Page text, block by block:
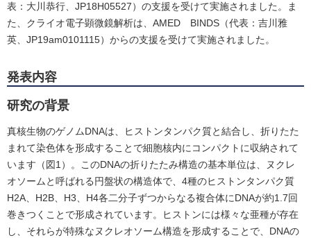
表：大川恭行、JP18H05527）の支援を受けて実施されました。ま
た、クライオ電子顕微鏡解析は、AMED BINDS（代表：吉川雅
英、JP19am0101115）からの支援を受けて実施されました。
発表内容
研究の背景
真核生物のゲノムDNAは、ヒストンタンパク質と結合し、折りたた
まれて染色体を形成することで細胞核内にコンパクトに収納されて
います（図1）。このDNAの折りたたみ構造の基本単位は、ヌクレ
オソームと呼ばれる円盤状の構造体で、4種のヒストンタンパク質
H2A、H2B、H3、H4各二分子ずつからなる複合体にDNAが約1.7回
巻きつくことで形成されています。ヒストンには様々な亜種が存在
し、それらが特殊なヌクレオソーム構造を形成することで、DNAの